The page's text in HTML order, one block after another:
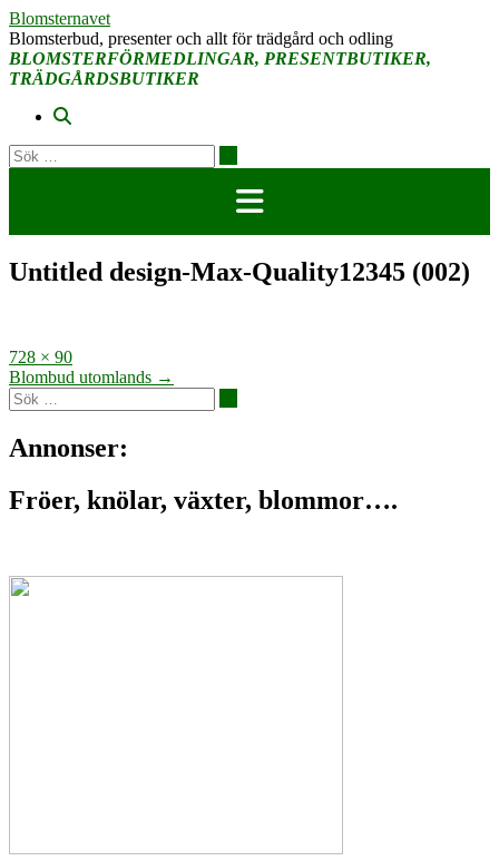
Hoppa
till
innehåll
Blomsternavet
Blomsterbud, presenter och allt för trädgård och odling
BLOMSTERFÖRMEDLINGAR, PRESENTBUTIKER,
TRÄDGÅRDSBUTIKER
Untitled design-Max-Quality12345 (002)
Full
storlek
728 × 90
Inläggsnavigering
Blombud utomlands →
Annonser:
Fröer, knölar, växter, blommor….